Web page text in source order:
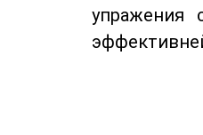
упражения